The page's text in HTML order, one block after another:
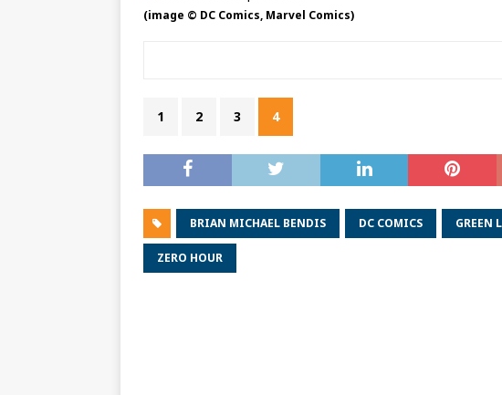
(image © DC Comics, Marvel Comics)
1 2 3 4
BRIAN MICHAEL BENDIS DC COMICS GREEN
ZERO HOUR